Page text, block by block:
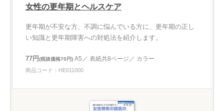
女性の更年期とヘルスケア
更年期が不安な方、不調に悩んでいる方に、更年期の正し
い知識と更年期障害への対処法を紹介します。
77円(税抜価格70円) A5／ 表紙共8ページ／ カラー
商品コード：HE011000